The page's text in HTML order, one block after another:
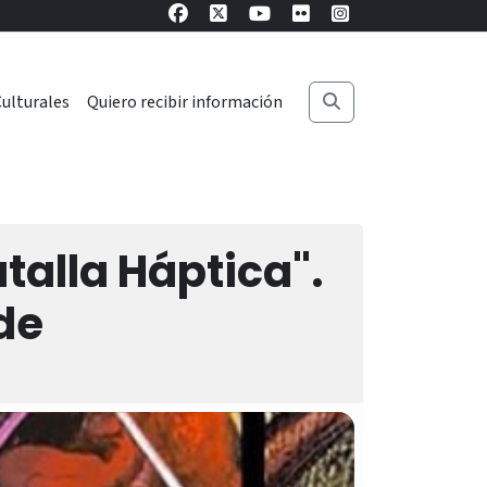
Quiero recibir información
Háptica".